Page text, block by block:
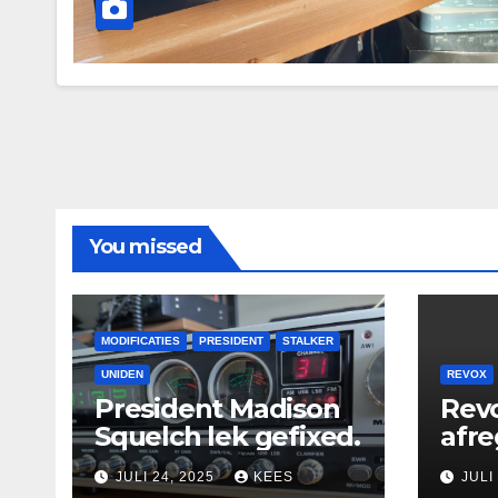
You missed
MODIFICATIES PRESIDENT STALKER
UNIDEN
President Madison
Squelch lek gefixed.
JULI 24, 2025 KEES
REVOX
JULI